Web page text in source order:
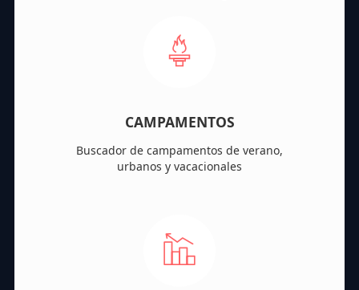
CAMPAMENTOS
Buscador de campamentos de verano,
urbanos y vacacionales